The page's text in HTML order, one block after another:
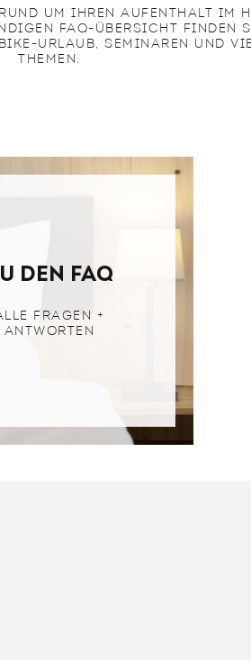
UM IHREN AUFENTHALT IM
FAQ-ÜBERSICHT FINDEN
URLAUB, SEMINAREN UND
THEMEN.
den faq
FRAGEN +
ANTWORTEN